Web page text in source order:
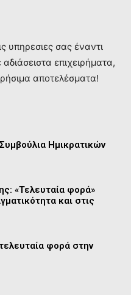
υπηρεσιες σας έναντι
επιχειρήματα,
αποτελέσματα!
Ημικρατικών
«Τελευταία φορά»
και στις
φορά στην